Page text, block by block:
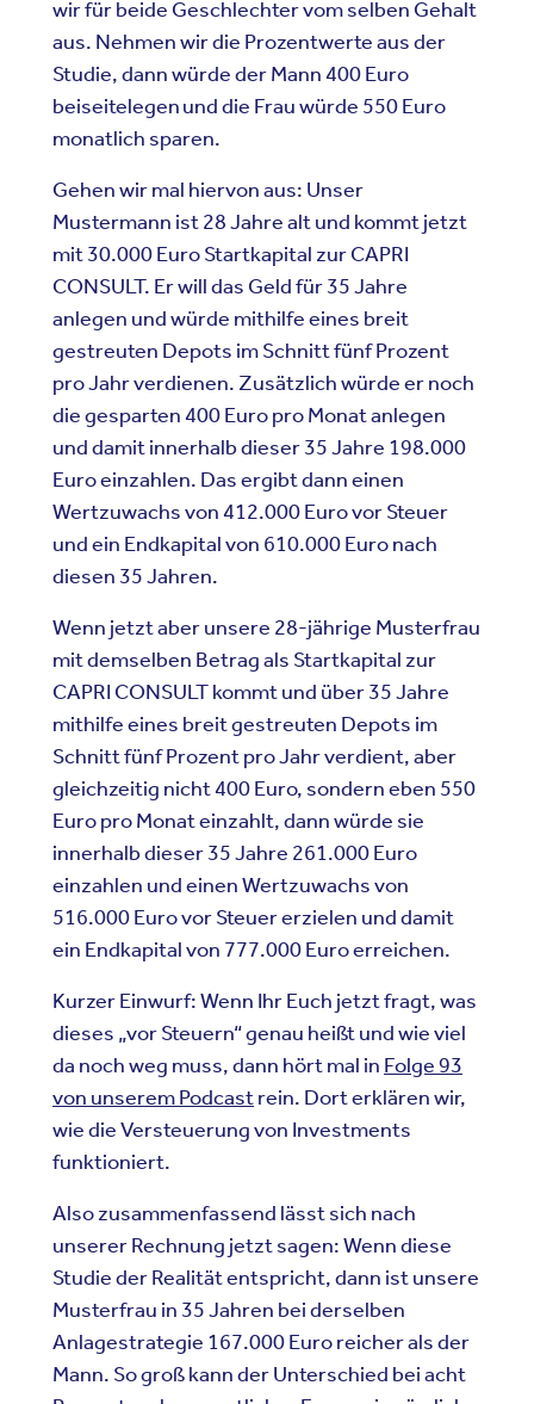
wir für beide Geschlechter vom selben Gehalt
aus. Nehmen wir die Prozentwerte aus der
Studie, dann würde der Mann 400 Euro
beiseitelegen und die Frau würde 550 Euro
monatlich sparen.
Gehen wir mal hiervon aus: Unser
Mustermann ist 28 Jahre alt und kommt jetzt
mit 30.000 Euro Startkapital zur CAPRI
CONSULT. Er will das Geld für 35 Jahre
anlegen und würde mithilfe eines breit
gestreuten Depots im SchnittfünfProzent
pro Jahr verdienen. Zusätzlich würde er noch
die gesparten 400 Euro pro Monat anlegen
und damit innerhalb dieser 35 Jahre 198.000
Euro einzahlen. Das ergibt dann einen
Wertzuwachs von 412.000 Euro vor Steuer
und ein Endkapital von 610.000 Euro nach
diesen 35 Jahren.
Wenn jetzt aber unsere 28-jährige Musterfrau
mit demselben Betrag als Startkapital zur
CAPRI CONSULT kommt und über 35 Jahre
mithilfe eines breit gestreuten Depots im
Schnitt fünfProzent pro Jahr verdient, aber
gleichzeitig nicht 400 Euro, sondern eben 550
Euro pro Monat einzahlt, dann würde sie
innerhalb dieser 35 Jahre 261.000 Euro
einzahlen und einen Wertzuwachs von
516.000 Euro vor Steuer erzielen und damit
ein Endkapital von 777.000 Euro erreichen.
Kurzer Einwurf: Wenn Ihr Euch jetzt fragt, was
dieses „vor Steuern“ genau heißt und wie viel
da noch weg muss, dann hört mal in Folge 93
von unserem Podcastrein. Dort erklären wir,
wie die Versteuerung von Investments
funktioniert.
Also zusammenfassend lässt sich nach
unserer Rechnung jetzt sagen: Wenn diese
Studie der Realität entspricht, dann ist unsere
Musterfrau in 35 Jahren bei derselben
Anlagestrategie 167.000 Euro reicher als der
Mann. So groß kann der Unterschied bei acht